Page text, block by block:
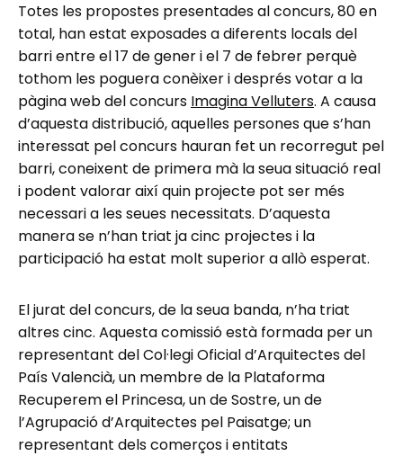
Totes les propostes presentades al concurs, 80 en
total, han estat exposades a diferents locals del
barri entre el 17 de gener i el 7 de febrer perquè
tothom les poguera conèixer i després votar a la
pàgina web del concurs Imagina Velluters. A causa
d’aquesta distribució, aquelles persones que s’han
interessat pel concurs hauran fet un recorregut pel
barri, coneixent de primera mà la seua situació real
i podent valorar així quin projecte pot ser més
necessari a les seues necessitats. D’aquesta
manera se n’han triat ja cinc projectes i la
participació ha estat molt superior a allò esperat.
El jurat del concurs, de la seua banda, n’ha triat
altres cinc. Aquesta comissió està formada per un
representant del Col·legi Oficial d’Arquitectes del
País Valencià, un membre de la Plataforma
Recuperem el Princesa, un de Sostre, un de
l’Agrupació d’Arquitectes pel Paisatge; un
representant dels comerços i entitats